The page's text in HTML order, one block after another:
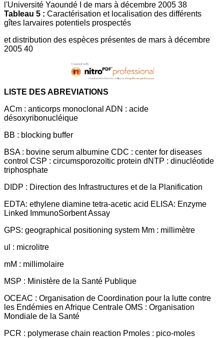
l'Université Yaoundé I de mars à décembre 2005 38
Tableau 5 : Caractérisation et localisation des différents
gîtes larvaires potentiels prospectés
et distribution des espèces présentes de mars à décembre
2005 40
LISTE DES ABREVIATIONS
ACm : anticorps monoclonal ADN : acide
désoxyribonucléique
BB : blocking buffer
BSA : bovine serum albumine CDC : center for diseases
control CSP : circumsporozoïtic protein dNTP : dinucléotide
triphosphate
DIDP : Direction des Infrastructures et de la Planification
EDTA: ethylene diamine tetra-acetic acid ELISA: Enzyme
Linked ImmunoSorbent Assay
GPS: geographical positioning system Mm : millimètre
ul : microlitre
mM : millimolaire
MSP : Ministère de la Santé Publique
OCEAC : Organisation de Coordination pour la lutte contre
les Endémies en Afrique Centrale OMS : Organisation
Mondiale de la Santé
PCR : polymerase chain reaction Pmoles : pico-moles